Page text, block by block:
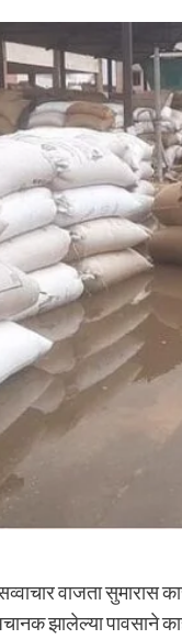
वाजता सुमारास
झालेल्या पावसाने